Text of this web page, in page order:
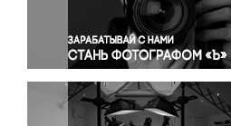
Правосудие
Происшествия и конфликты
Религия
Светская жизнь
Спорт